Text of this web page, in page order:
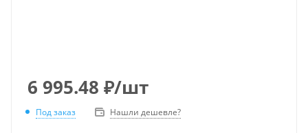
6 995.48 ₽/шт
Под заказ Нашли дешевле?